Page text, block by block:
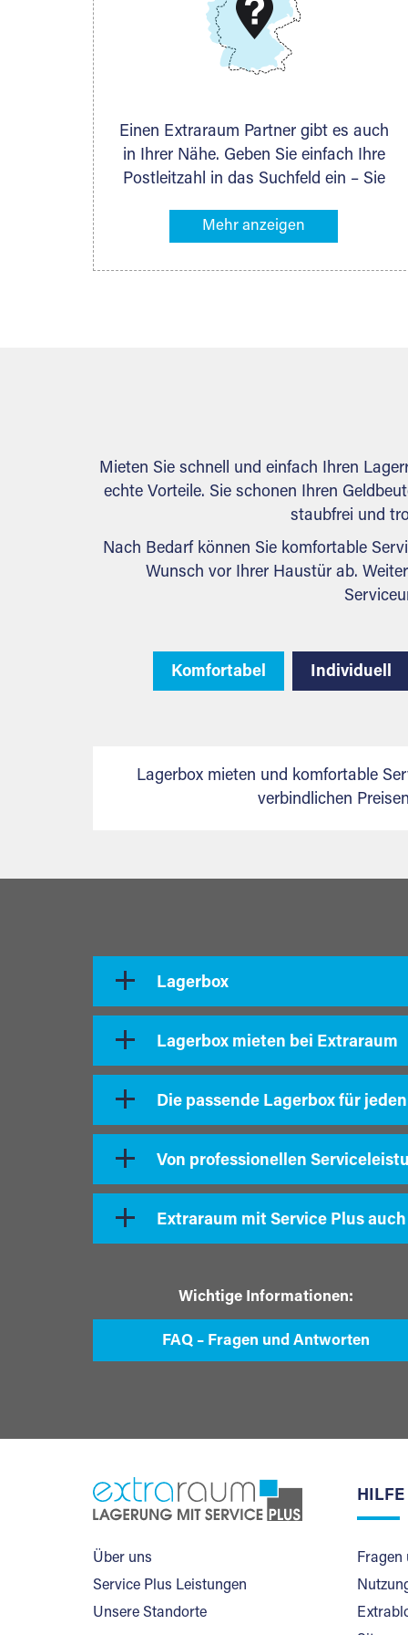
DMG Aktiengesellschaft
Schieferstein 11A
Einen Extraraum Partner gibt es auch
in Ihrer Nähe. Geben Sie einfach Ihre
Postleitzahl in das Suchfeld ein – Sie
Partners mit Lagermöglichkeiten in
können Sie anschließend Ihren
Mieten Sie schnell und einfach Ihren
echte Vorteile. Sie schonen Ihren
staubfrei und
Nach Bedarf können Sie komfortable
Wunsch vor Ihrer Haustür ab.
Komfortabel Individuell
Lagerbox mieten und komfortable
verbindlichen
Lagerbox
Lagerbox mieten bei Extraraum
Die passende Lagerbox für
Von professionellen
Extraraum mit Service Plus
Wichtige Informationen:
FAQ – Fragen und Antworten
Über uns
Service Plus Leistungen
Unsere Standorte
HILFE